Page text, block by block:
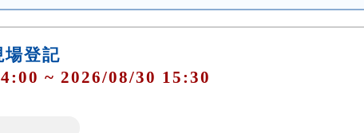
登記
~ 2026/08/30 15:30